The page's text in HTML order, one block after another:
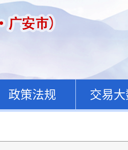
政策法规 交易